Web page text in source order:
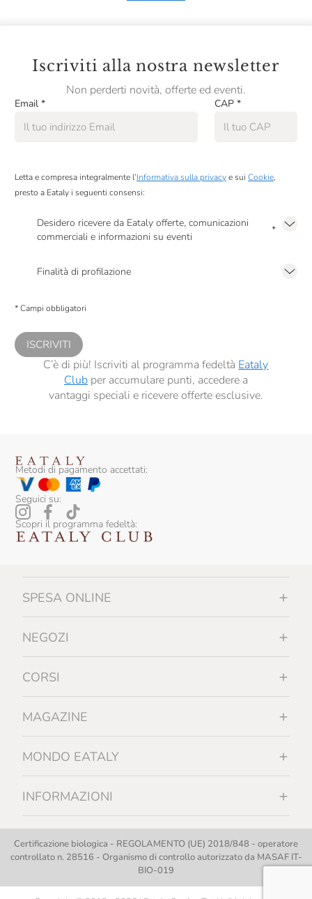
Iscriviti alla nostra newsletter
Non perderti novità, offerte ed eventi.
Email * CAP *
Letta e compresa integralmente l’Informativa sulla privacye sui Cookie,
presto a Eataly i seguenti consensi:
Desidero ricevere da Eataly offerte, comunicazioni
commerciali e informazioni su eventi
*
Finalità di profilazione
comunicazioni commerciali personalizzate, in caso di consenso prestato ai
* Campi obbligatori
ISCRIVITI
C’è di più! Iscriviti al programma fedeltà Eataly
Clubper accumulare punti, accedere a
vantaggi speciali e ricevere offerte esclusive.
Metodi di pagamento accettati:
Seguici su:
Scopri il programma fedeltà:
SPESA ONLINE
NEGOZI
CORSI
MAGAZINE
MONDO EATALY
INFORMAZIONI
Certificazione biologica - REGOLAMENTO (UE) 2018/848 - operatore
controllato n. 28516 - Organismo di controllo autorizzato da MASAF IT-
BIO-019